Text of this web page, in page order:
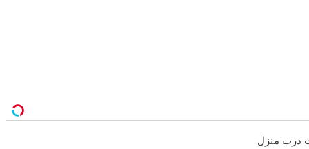
درب منزل